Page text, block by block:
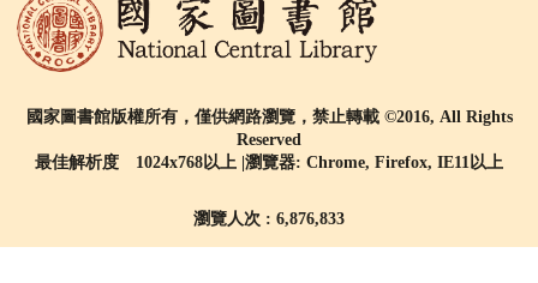
國家圖書館版權所有，僅供網路瀏覽，禁止轉載 ©2016, All Rights
Reserved
最佳解析度 1024x768以上 |瀏覽器: Chrome, Firefox, IE11以上
瀏覽人次 : 6,876,833